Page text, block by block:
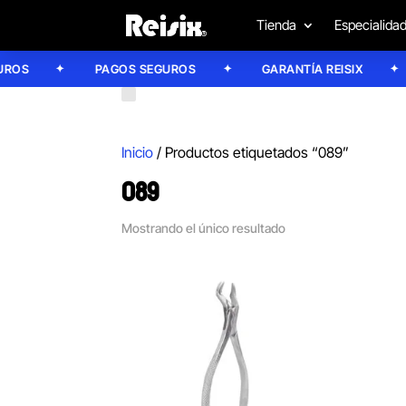
Tienda
PAGOS SEGUROS GARANTÍA REISIX
Inicio / Productos etiquetados “089”
089
Mostrando el único resultado